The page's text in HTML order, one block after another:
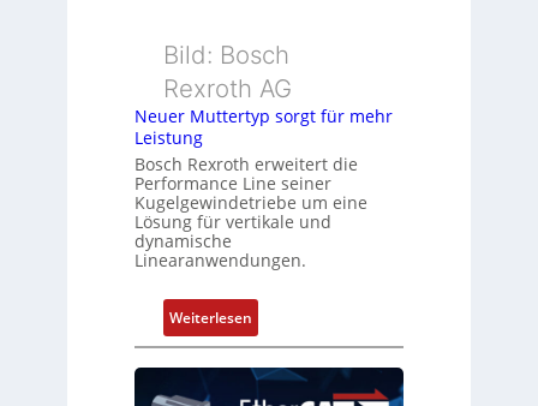
n
u
d
Z
u
t
a
n
d
s
ü
k
m
b
n
i
e
P
o
s
i
Bild: Bosch
Rexroth AG
Neuer Muttertyp sorgt für mehr
Leistung
Bosch Rexroth erweitert die
Performance Line seiner
Kugelgewindetriebe um eine
Lösung für vertikale und
dynamische
Linearanwendungen.
Weiterlesen:
N
e